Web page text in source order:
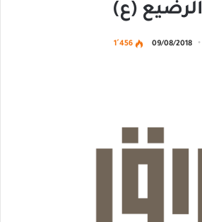
الرضيع (ع)
09/08/2018 1٬456